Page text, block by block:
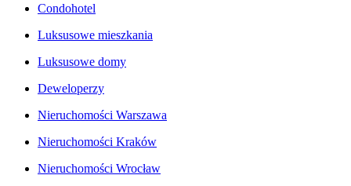
Condohotel
Luksusowe mieszkania
Luksusowe domy
Deweloperzy
Nieruchomości Warszawa
Nieruchomości Kraków
Nieruchomości Wrocław